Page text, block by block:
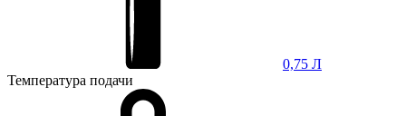
0,75 Л
Температура подачи